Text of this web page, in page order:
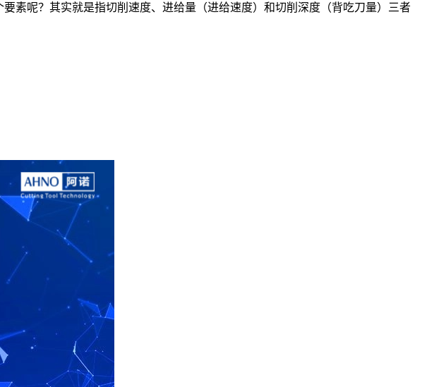
素呢？其实就是指切削速度、进给量（进给速度）和切削深度（背吃刀量）三者